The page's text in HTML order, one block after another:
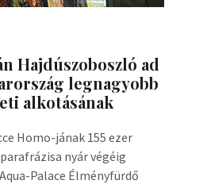
Hajdúszoboszló ad
legnagyobb
alkotásának
Homo-jának 155 ezer
nyár végéig
Palace Élményfürdő